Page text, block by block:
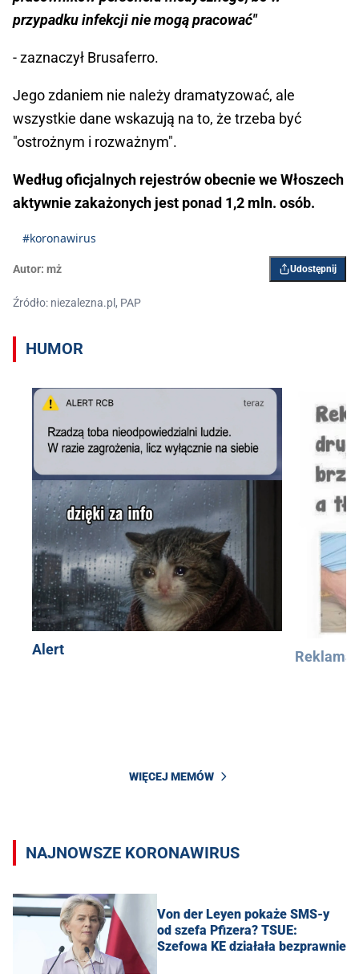
przypadku infekcji nie mogą pracować"
- zaznaczył Brusaferro.
Jego zdaniem nie należy dramatyzować, ale
wszystkie dane wskazują na to, że trzeba być
"ostrożnym i rozważnym".
Według oficjalnych rejestrów obecnie we Włoszech
aktywnie zakażonych jest ponad 1,2 mln. osób.
#koronawirus
Autor: mż Udostępnij
Źródło: niezalezna.pl, PAP
HUMOR
Alert Reklama
WIĘCEJ MEMÓW
NAJNOWSZE KORONAWIRUS
Von der Leyen pokaże SMS-y
od szefa Pfizera? TSUE:
Szefowa KE działała bezprawnie